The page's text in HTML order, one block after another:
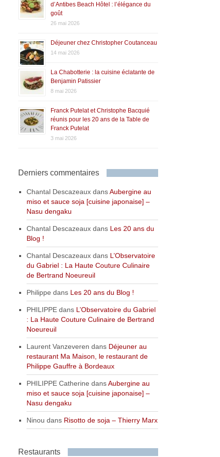
d’Antibes Beach Hôtel : l’élégance du
goût
26 mai 2026
Déjeuner chez Christopher Coutanceau
14 mai 2026
La Chabotterie : la cuisine éclatante de
Benjamin Patissier
8 mai 2026
Franck Putelat et Christophe Bacquié
réunis pour les 20 ans de la Table de
Franck Putelat
3 mai 2026
Derniers commentaires
Chantal Descazeaux dansAubergine au
miso et sauce soja [cuisine japonaise] –
Nasu dengaku
Chantal Descazeaux dans Les 20 ans du
Blog !
Chantal Descazeaux dans L’Observatoire
du Gabriel : La Haute Couture Culinaire
de Bertrand Noeureuil
Philippe dans Les 20 ans du Blog !
PHILIPPE dans L’Observatoire du Gabriel
: La Haute Couture Culinaire de Bertrand
Noeureuil
Laurent Vanzeveren dans Déjeuner au
restaurant Ma Maison, le restaurant de
Philippe Gauffre à Bordeaux
PHILIPPE Catherine dansAubergine au
miso et sauce soja [cuisine japonaise] –
Nasu dengaku
Ninou dans Risotto de soja – Thierry Marx
Restaurants